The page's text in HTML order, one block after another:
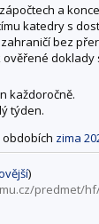
a
katedry s
bez
každoročně.
týden.
zima
)
predmet/